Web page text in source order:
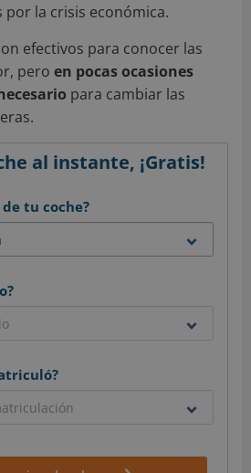
por la crisis económica.
efectivos para conocer las
pero en pocas ocasiones
para cambiar las
al instante, ¡Gratis!
tu coche?